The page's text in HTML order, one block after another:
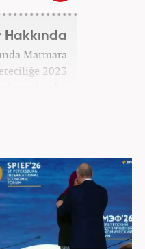
Hakkında
Marmara
2023